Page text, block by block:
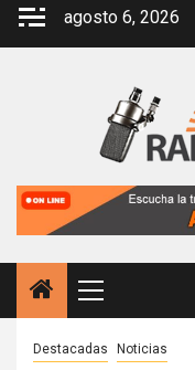
Saltar
agosto 6, 2026
Menú
principal
Destacadas Noticias